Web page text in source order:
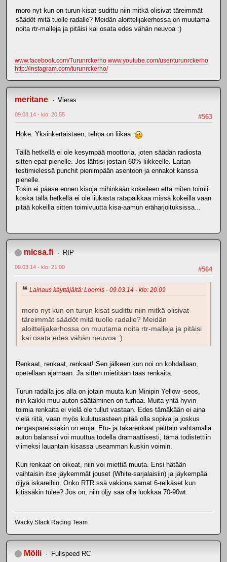
moro nyt kun on turun kisat sudittu niin mitkä olisivat täreimmät
säädöt mitä tuolle radalle? Meidän aloittelijakerhossa on muutama
noita rtr-malleja ja pitäisi kai osata edes vähän neuvoa :)
www.facebook.com/Turunrckerho www.youtube.com/user/turunrckerho
http://instagram.com/turunrckerho/
meritane Vieras
#563
09.03.14 - klo: 20.55
Hoke: Yksinkertaistaen, tehoa on liikaa
Tällä hetkellä ei ole kesympää moottoria, joten säädän radiosta
sitten epat pienelle. Jos lähtisi jostain 60% liikkeelle. Laitan
testimielessä punchit pienimpään asentoon ja ennakot kanssa
pienelle.
Tosin ei pääse ennen kisoja mihinkään kokeileen että miten toimii
koska tällä hetkellä ei ole liukasta ratapaikkaa missä kokeilla vaan
pitää kokeilla sitten toimivuutta kisa-aamun eräharjoituksissa...
micsa.fi RIP
#564
09.03.14 - klo: 21.00
Lainaus käyttäjältä: Loomis - 09.03.14 - klo: 20.09
moro nyt kun on turun kisat sudittu niin mitkä olisivat
täreimmät säädöt mitä tuolle radalle? Meidän
aloittelijakerhossa on muutama noita rtr-malleja ja pitäisi
kai osata edes vähän neuvoa :)
Renkaat, renkaat, renkaat! Sen jälkeen kun noi on kohdallaan,
opetellaan ajamaan. Ja sitten mietitään taas renkaita.
Turun radalla jos alla on jotain muuta kun Minipin Yellow -seos,
niin kaikki muu auton säätäminen on turhaa. Muita yhtä hyvin
toimia renkaita ei vielä ole tullut vastaan. Edes tämäkään ei aina
vielä riitä, vaan myös kulutusasteen pitää olla sopiva ja joskus
rengaspareissakin on eroja. Etu- ja takarenkaat päittäin vahtamalla
auton balanssi voi muuttua todella dramaattisesti, tämä todistettiin
viimeksi lauantain kisassa useamman kuskin voimin.
Kun renkaat on oikeat, niin voi miettiä muuta. Ensi hätään
vaihtaisin itse jäykemmät jouset (White-sarjalaisiin) ja jäykempää
öljyä iskareihin. Onko RTR:ssä vakiona samat 6-reikäset kun
kitissäkin tulee? Jos on, niin öljy saa olla luokkaa 70-90wt.
Wacky Stack Racing Team
Mölli Fullspeed RC